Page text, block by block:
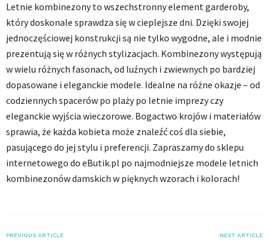
Letnie kombinezony to wszechstronny element garderoby,
który doskonale sprawdza się w cieplejsze dni. Dzięki swojej
jednoczęściowej konstrukcji są nie tylko wygodne, ale i modnie
prezentują się w różnych stylizacjach. Kombinezony występują
w wielu różnych fasonach, od luźnych i zwiewnych po bardziej
dopasowane i eleganckie modele. Idealne na różne okazje – od
codziennych spacerów po plaży po letnie imprezy czy
eleganckie wyjścia wieczorowe. Bogactwo krojów i materiałów
sprawia, że każda kobieta może znaleźć coś dla siebie,
pasującego do jej stylu i preferencji. Zapraszamy do sklepu
internetowego do eButik.pl po najmodniejsze modele letnich
kombinezonów damskich w pięknych wzorach i kolorach!
PREVIOUS ARTICLE NEXT ARTICLE